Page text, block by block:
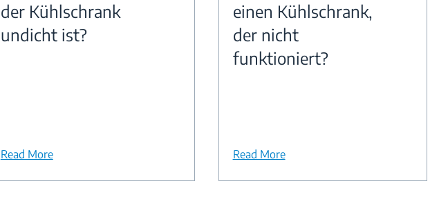
der Kühlschrank
undicht ist?
Read More
einen Kühlschrank,
der nicht
funktioniert?
Read More